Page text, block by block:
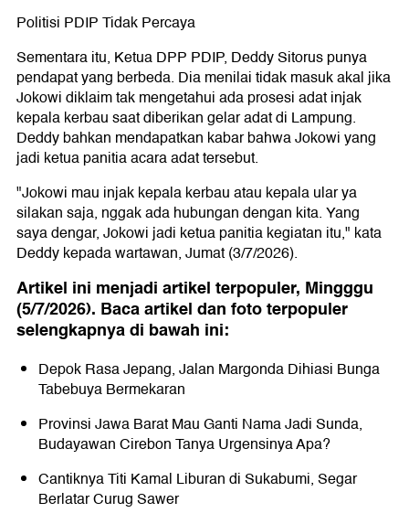
Politisi PDIP Tidak Percaya
Sementara itu, Ketua DPP PDIP, Deddy Sitorus punya
pendapat yang berbeda. Dia menilai tidak masuk akal jika
Jokowi diklaim tak mengetahui ada prosesi adat injak
kepala kerbau saat diberikan gelar adat di Lampung.
Deddy bahkan mendapatkan kabar bahwa Jokowi yang
jadi ketua panitia acara adat tersebut.
"Jokowi mau injak kepala kerbau atau kepala ular ya
silakan saja, nggak ada hubungan dengan kita. Yang
saya dengar, Jokowi jadi ketua panitia kegiatan itu," kata
Deddy kepada wartawan, Jumat (3/7/2026).
Artikel ini menjadi artikel terpopuler, Mingggu
(5/7/2026). Baca artikel dan foto terpopuler
selengkapnya di bawah ini:
Depok Rasa Jepang, Jalan Margonda Dihiasi Bunga
Tabebuya Bermekaran
Provinsi Jawa Barat Mau Ganti Nama Jadi Sunda,
Budayawan Cirebon Tanya Urgensinya Apa?
Cantiknya Titi Kamal Liburan di Sukabumi, Segar
Berlatar Curug Sawer